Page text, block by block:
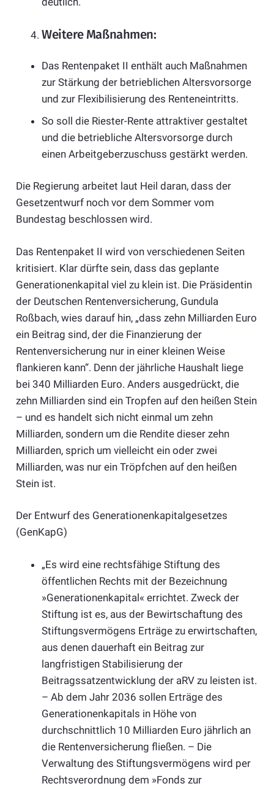
Weitere Maßnahmen:
Das Rentenpaket II enthält auch Maßnahmen
zur Stärkung der betrieblichen Altersvorsorge
und zur Flexibilisierung des Renteneintritts.
So soll die Riester-Rente attraktiver gestaltet
und die betriebliche Altersvorsorge durch
einen Arbeitgeberzuschuss gestärkt werden.
Die Regierung arbeitet laut Heil daran, dass der
Gesetzentwurf noch vor dem Sommer vom
Bundestag beschlossen wird.
Das Rentenpaket II wird von verschiedenen Seiten
kritisiert. Klar dürfte sein, dass das geplante
Generationenkapital viel zu klein ist. Die Präsidentin
der Deutschen Rentenversicherung, Gundula
Roßbach, wies darauf hin, „dass zehn Milliarden Euro
ein Beitrag sind, der die Finanzierung der
Rentenversicherung nur in einer kleinen Weise
flankieren kann“. Denn der jährliche Haushalt liege
bei 340 Milliarden Euro. Anders ausgedrückt, die
zehn Milliarden sind ein Tropfen auf den heißen Stein
– und es handelt sich nicht einmal um zehn
Milliarden, sondern um die Rendite dieser zehn
Milliarden, sprich um vielleicht ein oder zwei
Milliarden, was nur ein Tröpfchen auf den heißen
Stein ist.
Der Entwurf des Generationenkapitalgesetzes
(GenKapG)
„Es wird eine rechtsfähige Stiftung des
öffentlichen Rechts mit der Bezeichnung
»Generationenkapital« errichtet. Zweck der
Stiftung ist es, aus der Bewirtschaftung des
Stiftungsvermögens Erträge zu erwirtschaften,
aus denen dauerhaft ein Beitrag zur
langfristigen Stabilisierung der
Beitragssatzentwicklung der aRV zu leisten ist.
– Ab dem Jahr 2036 sollen Erträge des
Generationenkapitals in Höhe von
durchschnittlich 10 Milliarden Euro jährlich an
die Rentenversicherung fließen. – Die
Verwaltung des Stiftungsvermögens wird per
Rechtsverordnung dem »Fonds zur